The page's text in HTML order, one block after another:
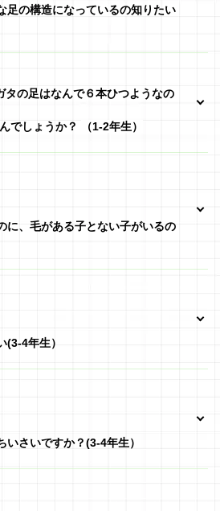
足の構造になっているの知りたい
タの足はなんで６本ひつようなの
でしょうか？ （1-2年生）
に、毛がある子とない子がいるの
(3-4年生）
いさいですか？(3-4年生）